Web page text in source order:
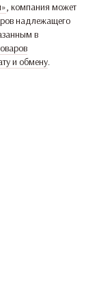
, компания может
надлежащего
в
и обмену.